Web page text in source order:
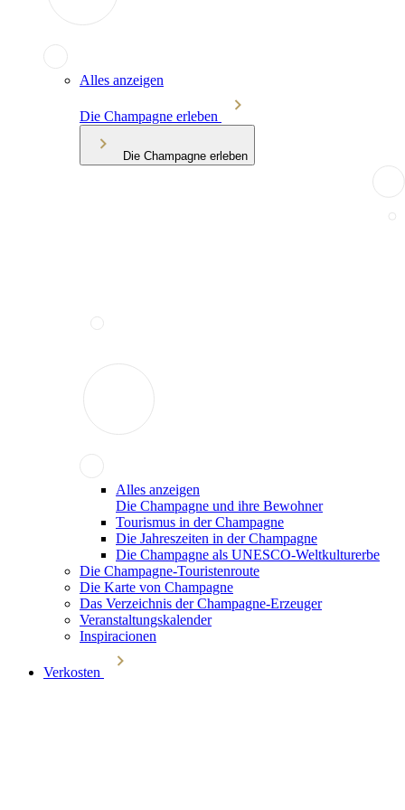
Alles anzeigen
Die Champagne erleben
Die Champagne erleben
Alles anzeigen
Die Champagne und ihre Bewohner
Tourismus in der Champagne
Die Jahreszeiten in der Champagne
Die Champagne als UNESCO-Weltkulturerbe
Die Champagne-Touristenroute
Die Karte von Champagne
Das Verzeichnis der Champagne-Erzeuger
Veranstaltungskalender
Inspiracionen
Verkosten